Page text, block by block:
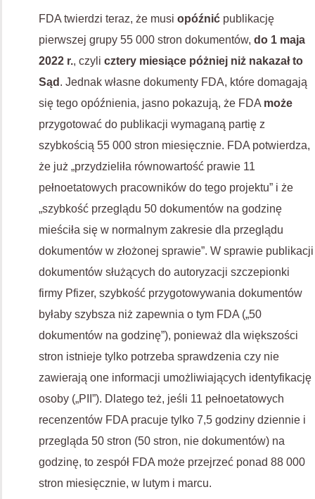
FDA twierdzi teraz, że musi opóźnić publikację
pierwszej grupy 55 000 stron dokumentów, do 1 maja
2022 r., czyli cztery miesiące póżniej niż nakazał to
Sąd . Jednak własne dokumenty FDA, które domagają
się tego opóźnienia, jasno pokazują, że FDA może
przygotować do publikacji wymaganą partię z
szybkością 55 000 stron miesięcznie. FDA potwierdza,
że ​​już „przydzieliła równowartość prawie 11
pełnoetatowych pracowników do tego projektu” i że
„szybkość przeglądu 50 dokumentów na godzinę
mieściła się w normalnym zakresie dla przeglądu
dokumentów w złożonej sprawie”. W sprawie publikacji
dokumentów służących do autoryzacji szczepionki
firmy Pfizer, szybkość przygotowywania dokumentów
byłaby szybsza niż zapewnia o tym FDA („50
dokumentów na godzinę”), ponieważ dla większości
stron istnieje tylko potrzeba sprawdzenia czy nie
zawierają one informacji umożliwiających identyfikację
osoby („PII”). Dlatego też, jeśli 11 pełnoetatowych
recenzentów FDA pracuje tylko 7,5 godziny dziennie i
przegląda 50 stron (50 stron, nie dokumentów) na
godzinę, to zespół FDA może przejrzeć ponad 88 000
stron miesięcznie, w lutym i marcu.